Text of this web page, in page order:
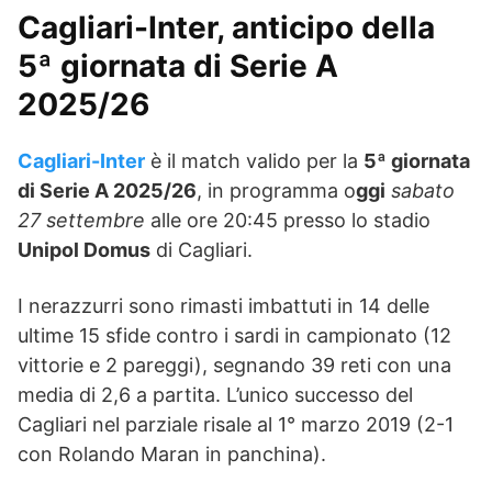
Cagliari-Inter, anticipo della
5ª giornata di Serie A
2025/26
Cagliari-Inter è il match valido per la 5ª giornata
di Serie A 2025/26, in programma oggi sabato
27 settembre alle ore 20:45 presso lo stadio
Unipol Domus di Cagliari.
I nerazzurri sono rimasti imbattuti in 14 delle
ultime 15 sfide contro i sardi in campionato (12
vittorie e 2 pareggi), segnando 39 reti con una
media di 2,6 a partita. L’unico successo del
Cagliari nel parziale risale al 1° marzo 2019 (2-1
con Rolando Maran in panchina).